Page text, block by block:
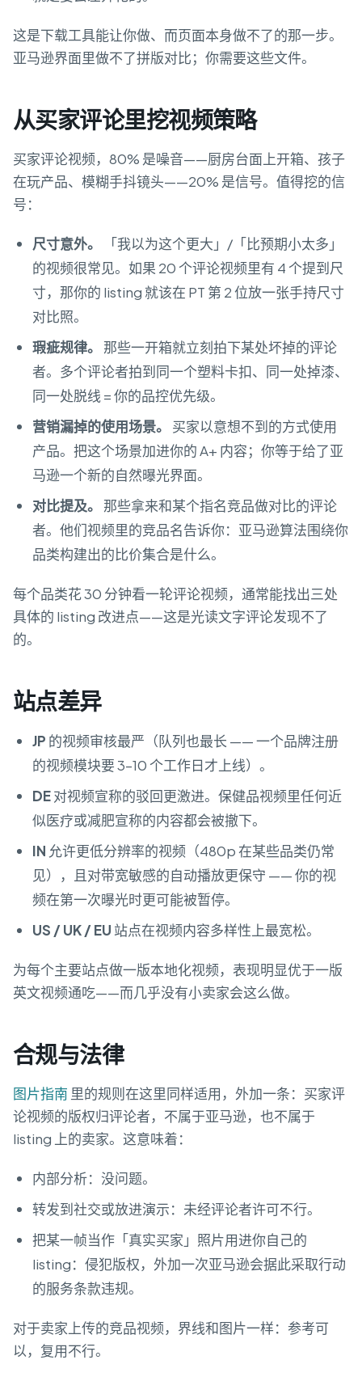
这是下载工具能让你做、而页面本身做不了的那一步。
亚马逊界面里做不了拼版对比；你需要这些文件。
从买家评论里挖视频策略
买家评论视频，80% 是噪音——厨房台面上开箱、孩子
在玩产品、模糊手抖镜头——20% 是信号。值得挖的信
号：
尺寸意外。
「我以为这个更大」/「比预期小太多」
的视频很常见。如果 20 个评论视频里有 4 个提到尺
寸，那你的 listing 就该在 PT 第 2 位放一张手持尺寸
对比照。
瑕疵规律。
那些一开箱就立刻拍下某处坏掉的评论
者。多个评论者拍到同一个塑料卡扣、同一处掉漆、
同一处脱线 = 你的品控优先级。
营销漏掉的使用场景。
买家以意想不到的方式使用
产品。把这个场景加进你的 A+ 内容；你等于给了亚
马逊一个新的自然曝光界面。
对比提及。
那些拿来和某个指名竞品做对比的评论
者。他们视频里的竞品名告诉你：亚马逊算法围绕你
品类构建出的比价集合是什么。
每个品类花 30 分钟看一轮评论视频，通常能找出三处
具体的 listing 改进点——这是光读文字评论发现不了
的。
站点差异
JP 的视频审核最严（队列也最长 —— 一个品牌注册
的视频模块要 3–10 个工作日才上线）。
DE对视频宣称的驳回更激进。保健品视频里任何近
似医疗或减肥宣称的内容都会被撤下。
IN 允许更低分辨率的视频（480p 在某些品类仍常
见），且对带宽敏感的自动播放更保守 —— 你的视
频在第一次曝光时更可能被暂停。
US / UK / EU 站点在视频内容多样性上最宽松。
为每个主要站点做一版本地化视频，表现明显优于一版
英文视频通吃——而几乎没有小卖家会这么做。
合规与法律
图片指南 里的规则在这里同样适用，外加一条：买家评
论视频的版权归评论者，不属于亚马逊，也不属于
listing 上的卖家。这意味着：
内部分析：没问题。
转发到社交或放进演示：未经评论者许可不行。
把某一帧当作「真实买家」照片用进你自己的
listing：侵犯版权，外加一次亚马逊会据此采取行动
的服务条款违规。
对于卖家上传的竞品视频，界线和图片一样：参考可
以，复用不行。